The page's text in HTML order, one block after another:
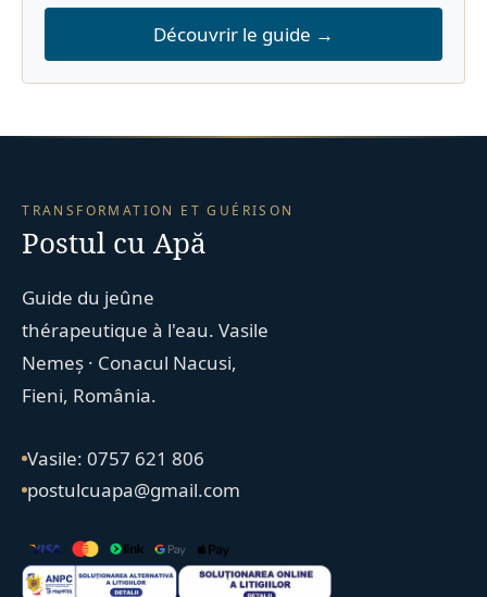
Découvrir le guide →
TRANSFORMATION ET GUÉRISON
Postul cu Apă
Guide du jeûne
thérapeutique à l'eau. Vasile
Nemeș · Conacul Nacusi,
Fieni, România.
Vasile: 0757 621 806
postulcuapa@gmail.com